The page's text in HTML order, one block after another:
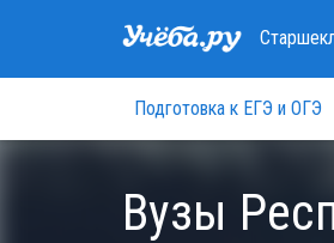
Подготовка к ЕГЭ и ОГЭ
Вузы